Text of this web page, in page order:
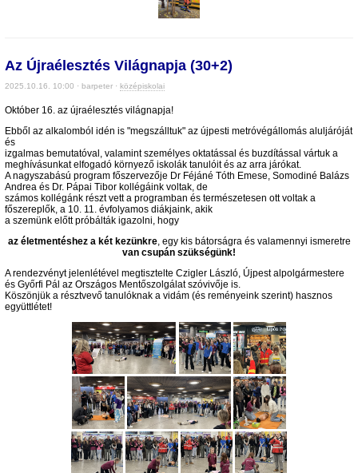
Az Újraélesztés Világnapja (30+2)
2025.10.16. 10:00 · barpeter · középiskolai
Október 16. az újraélesztés világnapja!
Ebből az alkalomból idén is "megszálltuk" az újpesti metróvégállomás aluljáróját
és
izgalmas bemutatóval, valamint személyes oktatással és buzdítással vártuk a
meghívásunkat elfogadó környező iskolák tanulóit és az arra járókat.
A nagyszabású program főszervezője Dr Féjáné Tóth Emese, Somodiné Balázs
Andrea és Dr. Pápai Tibor kollégáink voltak, de
számos kollégánk részt vett a programban és természetesen ott voltak a
főszereplők, a 10. 11. évfolyamos diákjaink, akik
a szemünk előtt próbálták igazolni, hogy
az életmentéshez a két kezünkre, egy kis bátorságra és valamennyi ismeretre
van csupán szükségünk!
A rendezvényt jelenlétével megtisztelte Czigler László, Újpest alpolgármestere
és Győrfi Pál az Országos Mentőszolgálat szóvivője is.
Köszönjük a résztvevő tanulóknak a vidám (és reményeink szerint) hasznos
együttlétet!